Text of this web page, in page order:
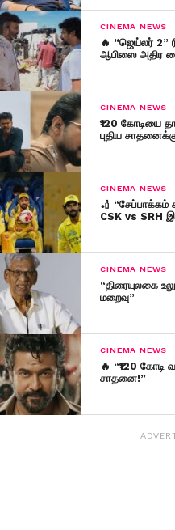
CINEMA NEWS
🔥 “ஜெய்லர் 2”
ஆபிஸை அதிர
CINEMA NEWS
₹120 கோடியை
புதிய
CINEMA NEWS
🏏 “சேப்பாக்கம்
CSK vs SRH
CINEMA NEWS
“திரையுலகை
மறைவு”
CINEMA NEWS
🔥 “₹120 கோடி
சாதனை!”